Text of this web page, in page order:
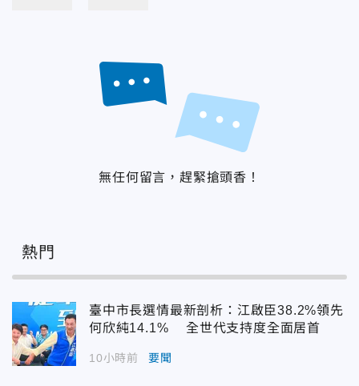
無任何留言，趕緊搶頭香！
熱門
臺中市長選情最新剖析：江啟臣38.2%領先
何欣純14.1% 全世代支持度全面居首
10小時前 要聞